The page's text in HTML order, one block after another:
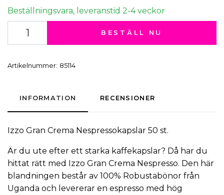
Beställningsvara, leveranstid 2-4 veckor
BESTÄLL NU
Artikelnummer: 85114
INFORMATION RECENSIONER
Izzo Gran Crema Nespressokapslar 50 st.
Är du ute efter ett starka kaffekapslar? Då har du
hittat rätt med Izzo Gran Crema Nespresso. Den här
blandningen består av 100% Robustabönor från
Uganda och levererar en espresso med hög